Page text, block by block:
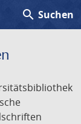
search Suchen